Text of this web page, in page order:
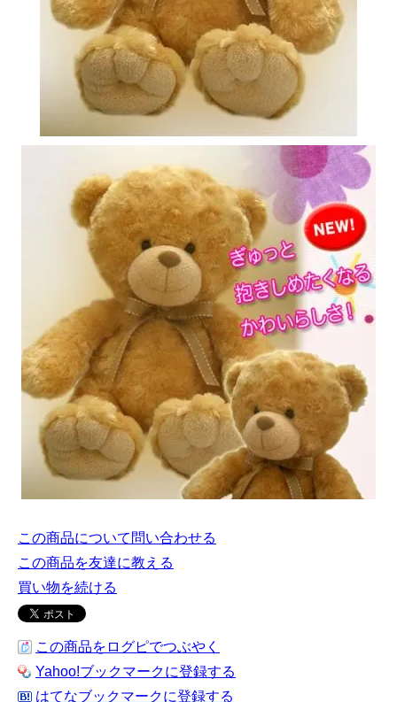
この商品について問い合わせる
この商品を友達に教える
買い物を続ける
この商品をログピでつぶやく
Yahoo!ブックマークに登録する
はてなブックマークに登録する